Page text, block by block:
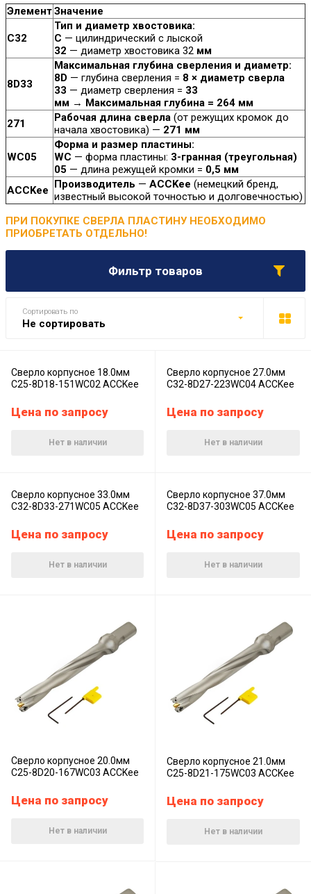
ЭлементЗначение
C32
Тип и диаметр хвостовика:
C — цилиндрический с лыской
32 — диаметр хвостовика 32 мм
8D33
Максимальная глубина сверления и диаметр:
8D — глубина сверления = 8 × диаметр сверла
33 — диаметр сверления = 33
мм → Максимальная глубина = 264 мм
271
Рабочая длина сверла (от режущих кромок до
начала хвостовика) — 271 мм
WC05
Форма и размер пластины:
WC — форма пластины: 3-гранная (треугольная)
05 — длина режущей кромки = 0,5 мм
ACCKee
Производитель — ACCKee (немецкий бренд,
известный высокой точностью и долговечностью)
ПРИ ПОКУПКЕ СВЕРЛА ПЛАСТИНУ НЕОБХОДИМО
ПРИОБРЕТАТЬ ОТДЕЛЬНО!
Фильтр товаров
Сортировать по
Не сортировать
Сверло корпусное 18.0мм
C25-8D18-151WC02 ACCKee
Цена по запросу
Нет в наличии
Сверло корпусное 27.0мм
C32-8D27-223WC04 ACCKee
Цена по запросу
Нет в наличии
Сверло корпусное 33.0мм
C32-8D33-271WC05 ACCKee
Цена по запросу
Нет в наличии
Сверло корпусное 37.0мм
C32-8D37-303WC05 ACCKee
Цена по запросу
Нет в наличии
Сверло корпусное 20.0мм
C25-8D20-167WC03 ACCKee
Цена по запросу
Нет в наличии
Сверло корпусное 21.0мм
C25-8D21-175WC03 ACCKee
Цена по запросу
Нет в наличии